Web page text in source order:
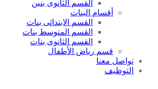
القسم الثانوى بنين
أقسام البنات
القسم الابتدائى بنات
القسم المتوسط بنات
القسم الثانوى بنات
قسم رياض الأطفال
تواصل معنا
التوظيف